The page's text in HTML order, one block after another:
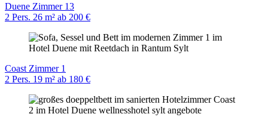
Duene Zimmer 13
2 Pers. 26 m² ab 200 €
Coast Zimmer 1
2 Pers. 19 m² ab 180 €